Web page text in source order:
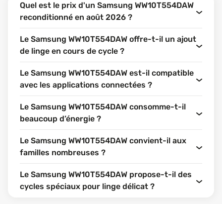
Quel est le prix d'un Samsung WW10T554DAW
reconditionné en août 2026 ?
Le Samsung WW10T554DAW offre-t-il un ajout
de linge en cours de cycle ?
Le Samsung WW10T554DAW est-il compatible
avec les applications connectées ?
Le Samsung WW10T554DAW consomme-t-il
beaucoup d’énergie ?
Le Samsung WW10T554DAW convient-il aux
familles nombreuses ?
Le Samsung WW10T554DAW propose-t-il des
cycles spéciaux pour linge délicat ?